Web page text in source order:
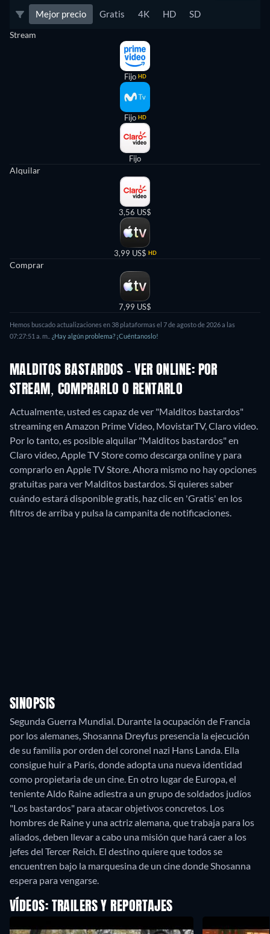
Mejor precio Gratis 4K HD SD
Stream
Fijo HD
Fijo HD
Fijo
Alquilar
3,56 US$
3,99 US$ HD
Comprar
7,99 US$
Hemos buscado actualizaciones en 38plataformas el 7 de agosto de 2026a las
07:27:51 a. m.
¿Hay algún problema? ¡Cuéntanoslo!
MALDITOS BASTARDOS - VER ONLINE: POR
STREAM, COMPRARLO O RENTARLO
Actualmente, usted es capaz de ver "Malditos bastardos"
streaming en Amazon Prime Video, MovistarTV, Claro video.
Por lo tanto, es posible alquilar "Malditos bastardos" en
Claro video, Apple TV Store como descarga online y para
comprarlo en Apple TV Store.Ahora mismo no hay opciones
gratuitas para ver Malditos bastardos. Si quieres saber
cuándo estará disponible gratis, haz clic en 'Gratis' en los
filtros de arriba y pulsa la campanita de notificaciones.
SINOPSIS
Segunda Guerra Mundial. Durante la ocupación de Francia
por los alemanes, Shosanna Dreyfus presencia la ejecución
de su familia por orden del coronel nazi Hans Landa. Ella
consigue huir a París, donde adopta una nueva identidad
como propietaria de un cine. En otro lugar de Europa, el
teniente Aldo Raine adiestra a un grupo de soldados judíos
"Los bastardos" para atacar objetivos concretos. Los
hombres de Raine y una actriz alemana, que trabaja para los
aliados, deben llevar a cabo una misión que hará caer a los
jefes del Tercer Reich. El destino quiere que todos se
encuentren bajo la marquesina de un cine donde Shosanna
espera para vengarse.
VÍDEOS: TRAILERS Y REPORTAJES